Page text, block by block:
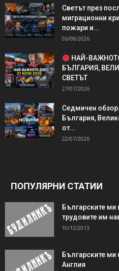
Светът през
миграционни
пожари и...
06/08/2026
НАЙ-
БЪЛГАРИЯ,
СВЕТЪТ
27/07/2026
Седмичен
България,
от...
22/07/2026
ПОПУЛЯРНИ СТАТИИ
Българските ми
трудовите им
10/12/2013
Българските ми
Англия